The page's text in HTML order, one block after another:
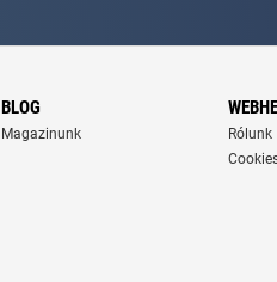
BLOG
Magazinunk
Rólunk